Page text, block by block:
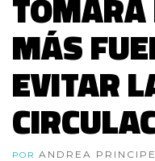
MÁS
EVITAR
POR ANDREA PRINCIPE